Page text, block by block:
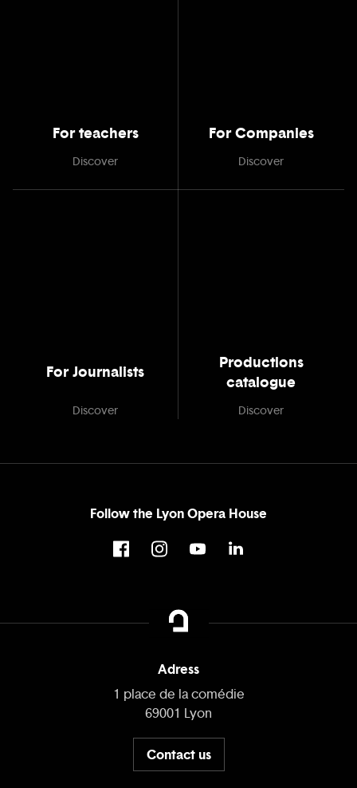
For teachers
Discover
For Companies
Discover
For Journalists
Discover
Productions
catalogue
Discover
Follow the Lyon Opera House
Adress
1 place de la comédie
69001 Lyon
Contact us